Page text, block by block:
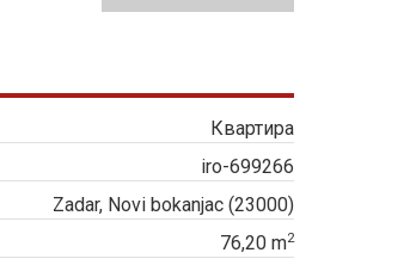
Квартира
iro-699266
Zadar, Novi bokanjac (23000)
76,20 m2